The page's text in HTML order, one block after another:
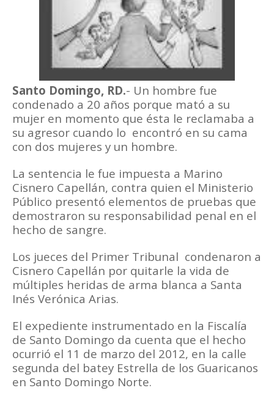
Santo Domingo, RD.- Un hombre fue
condenado a 20 años porque mató a su
mujer en momento que ésta le reclamaba a
su agresor cuando lo encontró en su cama
con dos mujeres y un hombre.
La sentencia le fue impuesta a Marino
Cisnero Capellán, contra quien el Ministerio
Público presentó elementos de pruebas que
demostraron su responsabilidad penal en el
hecho de sangre.
Los jueces del Primer Tribunal condenaron a
Cisnero Capellán por quitarle la vida de
múltiples heridas de arma blanca a Santa
Inés Verónica Arias.
El expediente instrumentado en la Fiscalía
de Santo Domingo da cuenta que el hecho
ocurrió el 11 de marzo del 2012, en la calle
segunda del batey Estrella de los Guaricanos
en Santo Domingo Norte.